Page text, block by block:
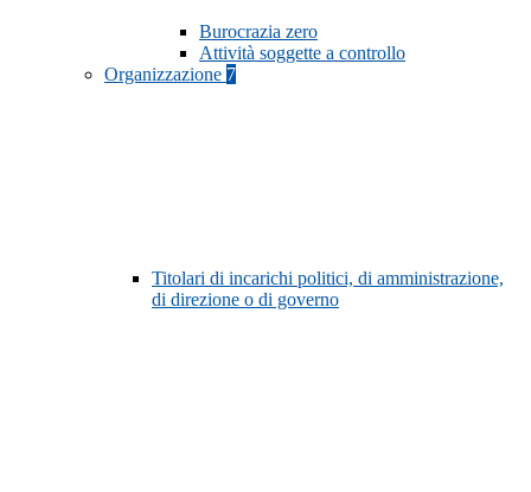
Burocrazia zero
Attività soggette a controllo
Organizzazione 7
Titolari di incarichi politici, di amministrazione,
di direzione o di governo